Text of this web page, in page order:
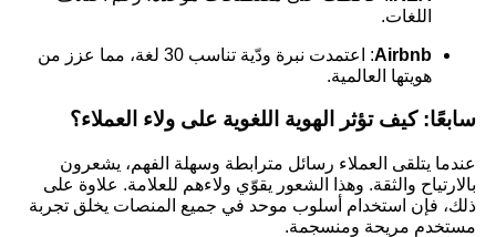
اللغات.
Airbnb
: اعتمدت نبرة ودّية تناسب 30 لغة، مما عزز من
هويتها العالمية.
سابعًا: كيف تؤثر الهوية اللغوية على ولاء العملاء؟
عندما يتلقى العملاء رسائل مترابطة وسهلة الفهم، يشعرون
بالارتياح والثقة. وهذا الشعور يقوّي ولاءهم للعلامة. علاوة على
ذلك، فإن استخدام أسلوب موحد في جميع المنصات يخلق تجربة
مستخدم مريحة ومنسجمة.